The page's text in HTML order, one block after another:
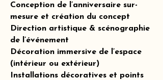
Conception de l’anniversaire sur-
mesure et création du concept
Direction artistique & scénographie
de l’événement
Décoration immersive de l’espace
(intérieur ou extérieur)
Installations décoratives et points